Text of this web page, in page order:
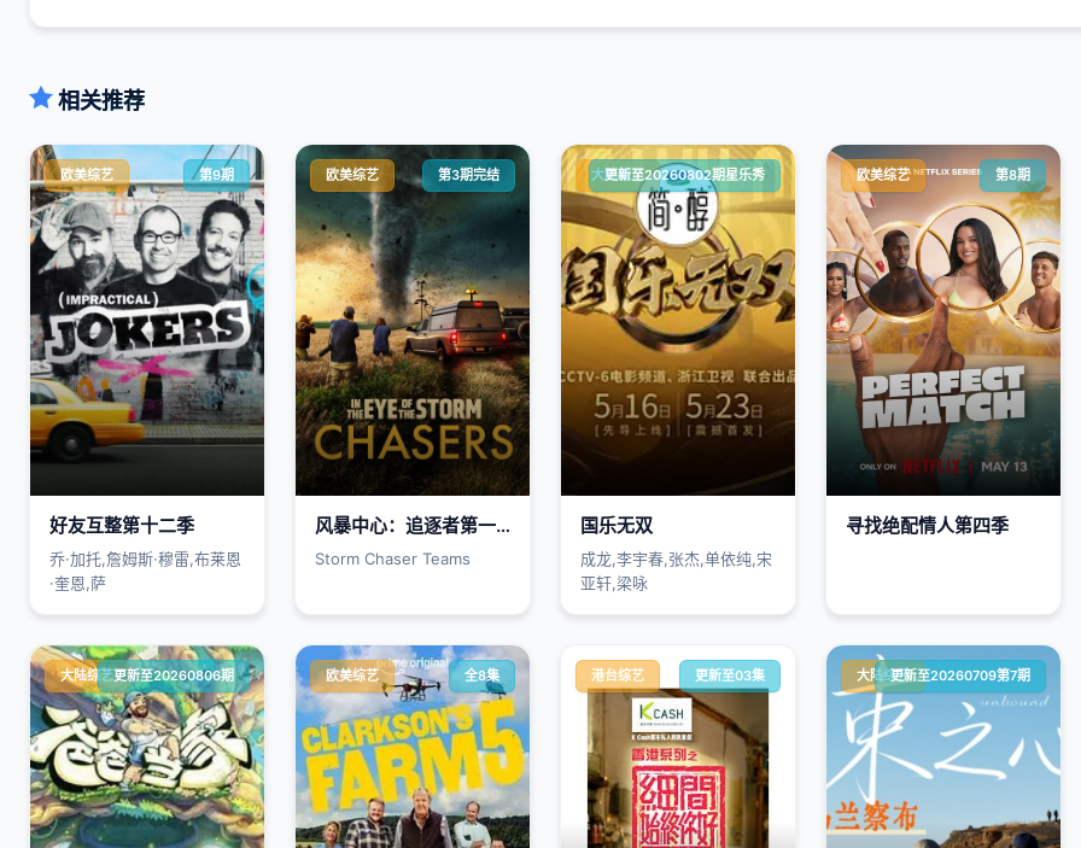
相关推荐
欧美综艺 第9期
好友互整第十二季
乔·加托,詹姆斯·穆雷,布莱恩
·奎恩,萨
欧美综艺 第3期完结
风暴中心：追逐者第一季
Storm Chaser Teams
大陆综艺
更新至20260802期星乐秀
国乐无双
成龙,李宇春,张杰,单依纯,宋
亚轩,梁咏
欧美综艺 第8期
寻找绝配情人第四季
大陆综艺更新至20260806期 欧美综艺 全8集 港台综艺 更新至03集 大陆综艺更新至20260709第7期